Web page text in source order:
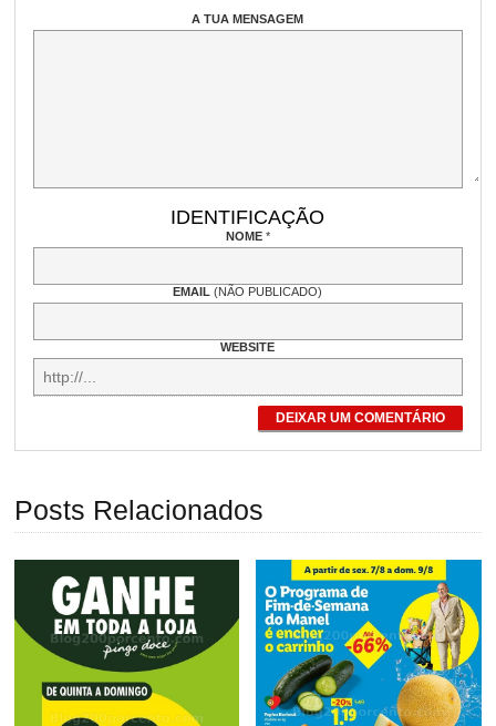
A TUA MENSAGEM
IDENTIFICAÇÃO
NOME *
EMAIL(NÃO PUBLICADO)
WEBSITE
DEIXAR UM COMENTÁRIO
Posts Relacionados